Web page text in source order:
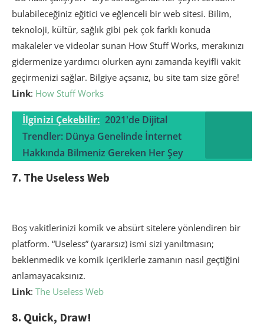
bulabileceğiniz eğitici ve eğlenceli bir web sitesi. Bilim,
teknoloji, kültür, sağlık gibi pek çok farklı konuda
makaleler ve videolar sunan How Stuff Works, merakınızı
gidermenize yardımcı olurken aynı zamanda keyifli vakit
geçirmenizi sağlar. Bilgiye açsanız, bu site tam size göre!
Link: How Stuff Works
İlginizi Çekebilir: 2021'de Dijital
Trendler: Dünya Genelinde İnternet
Hakkında Bilmeniz Gereken Her Şey
7. The Useless Web
Boş vakitlerinizi komik ve absürt sitelere yönlendiren bir
platform. “Useless” (yararsız) ismi sizi yanıltmasın;
beklenmedik ve komik içeriklerle zamanın nasıl geçtiğini
anlamayacaksınız.
Link: The Useless Web
8. Quick, Draw!